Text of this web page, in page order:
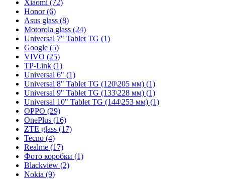
Xiaomi (72)
Honor (6)
Asus glass (8)
Motorola glass (24)
Universal 7" Tablet TG (1)
Google (5)
VIVO (25)
TP-Link (1)
Universal 6" (1)
Universal 8" Tablet TG (120\205 мм) (1)
Universal 9" Tablet TG (133\228 мм) (1)
Universal 10" Tablet TG (144\253 мм) (1)
OPPO (29)
OnePlus (16)
ZTE glass (17)
Tecno (4)
Realme (17)
Фото коробки (1)
Blackview (2)
Nokia (9)